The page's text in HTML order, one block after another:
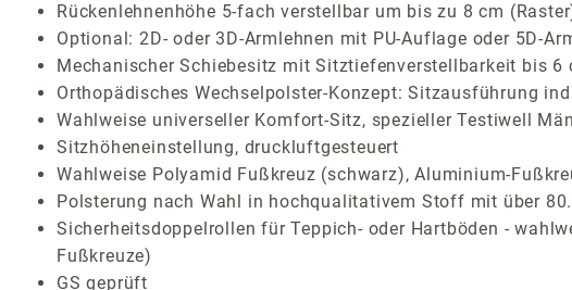
Rückenlehnenhöhe 5-fach verstellbar um bis zu 8 cm
Optional: 2D- oder 3D-Armlehnen mit PU-Auflage oder 5D-
Mechanischer Schiebesitz mit Sitztiefenverstellbarkeit bis 6
Orthopädisches Wechselpolster-Konzept: Sitzausführung
Wahlweise universeller Komfort-Sitz, spezieller Testiwell
Sitzhöheneinstellung, druckluftgesteuert
Wahlweise Polyamid Fußkreuz (schwarz), Aluminium-
Polsterung nach Wahl in hochqualitativem Stoff mit über
Sicherheitsdoppelrollen für Teppich- oder Hartböden -
Fußkreuze)
GS geprüft